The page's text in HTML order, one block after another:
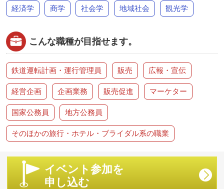
経済学 商学 社会学 地域社会 観光学
こんな職種が目指せます。
鉄道運転計画・運行管理員 販売 広報・宣伝
経営企画 企画業務 販売促進 マーケター
国家公務員 地方公務員
そのほかの旅行・ホテル・ブライダル系の職業
イベント参加を
申し込む